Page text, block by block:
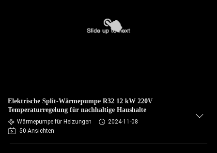
Elektrische Split-Wärmepumpe R32 12 kW 220V
Temperaturregelung für nachhaltige Haushalte
Wärmepumpe für Heizungen
2024-11-08
50 Ansichten